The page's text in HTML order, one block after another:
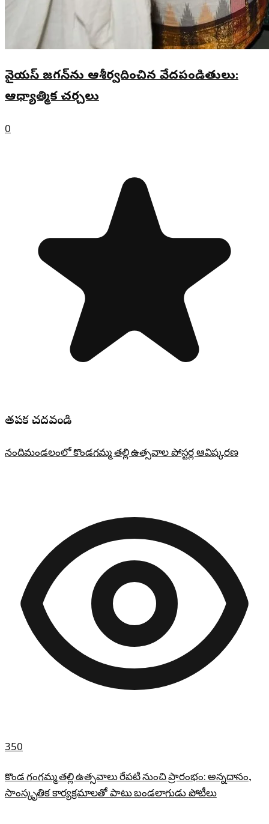
వైయస్‌ జగన్‌ను ఆశీర్వదించిన వేదపండితులు:
ఆధ్యాత్మిక చర్చలు
0
తప్పక చదవండి
నందిమండలంలో కొండగమ్మ తల్లి ఉత్సవాల పోస్టర్ల ఆవిష్కరణ
350
కొండ గంగమ్మ తల్లి ఉత్సవాలు రేపటి నుంచి ప్రారంభం: అన్నదానం,
సాంస్కృతిక కార్యక్రమాలతో పాటు బండలాగుడు పోటీలు